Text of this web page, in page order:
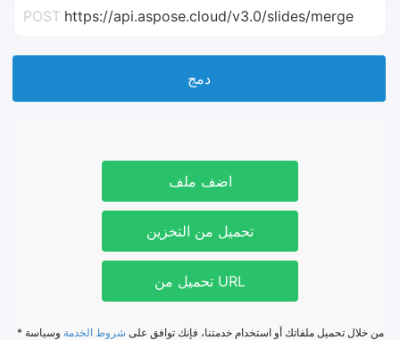
POST https://api.aspose.cloud/v3.0/slides/merge
دمج
اضف ملف
تحميل من التخزين
تحميل من URL
* من خلال تحميل ملفاتك أو استخدام خدمتنا، فإنك توافق على شروط الخدمة وسياسة